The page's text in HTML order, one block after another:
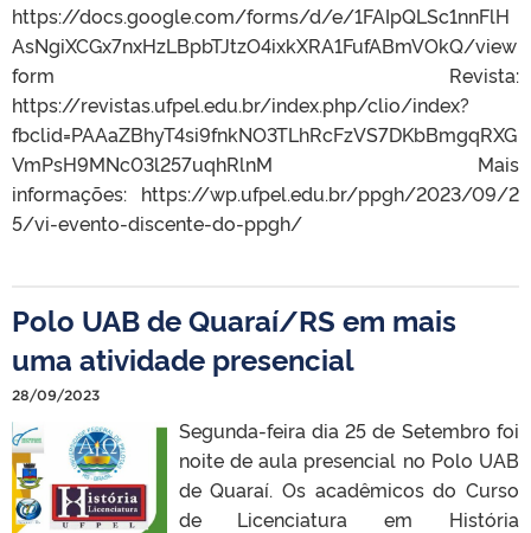
https://docs.google.com/forms/d/e/1FAIpQLSc1nnFlH
AsNgiXCGx7nxHzLBpbTJtzO4ixkXRA1FufABmVOkQ/view
form Revista:
https://revistas.ufpel.edu.br/index.php/clio/index?
fbclid=PAAaZBhyT4si9fnkNO3TLhRcFzVS7DKbBmgqRXG
VmPsH9MNc03l257uqhRlnM Mais
informações: https://wp.ufpel.edu.br/ppgh/2023/09/2
5/vi-evento-discente-do-ppgh/
Polo UAB de Quaraí/RS em mais
uma atividade presencial
28/09/2023
Segunda-feira dia 25 de Setembro foi
noite de aula presencial no Polo UAB
de Quaraí. Os acadêmicos do Curso
de Licenciatura em História